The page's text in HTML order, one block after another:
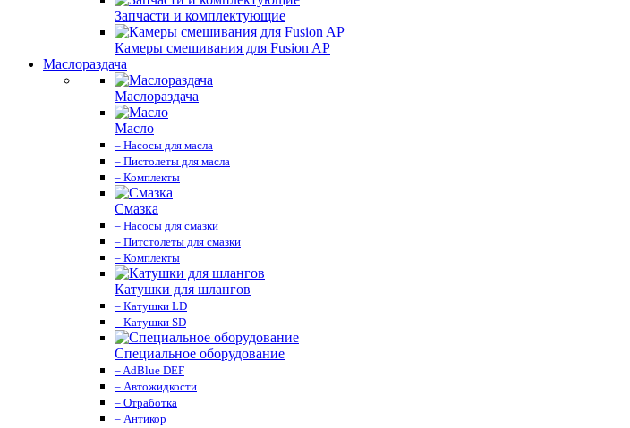
Запчасти и комплектующие
Камеры смешивания для Fusion AP
Маслораздача
Маслораздача
Масло
– Насосы для масла
– Пистолеты для масла
– Комплекты
Смазка
– Насосы для смазки
– Питстолеты для смазки
– Комплекты
Катушки для шлангов
– Катушки LD
– Катушки SD
Специальное оборудование
– AdBlue DEF
– Автожидкости
– Отработка
– Антикор